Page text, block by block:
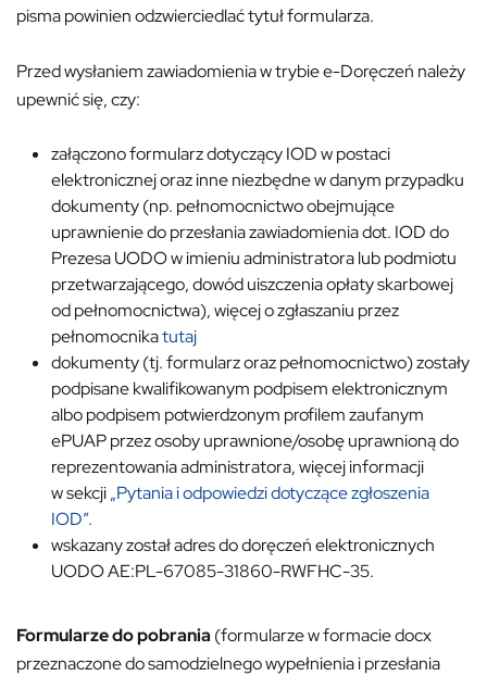
pisma powinien odzwierciedlać tytuł formularza.
Przed wysłaniem zawiadomienia w trybie e-Doręczeń należy
upewnić się, czy:
załączono formularz dotyczący IOD w postaci
elektronicznej oraz inne niezbędne w danym przypadku
dokumenty (np. pełnomocnictwo obejmujące
uprawnienie do przesłania zawiadomienia dot. IOD do
Prezesa UODO w imieniu administratora lub podmiotu
przetwarzającego, dowód uiszczenia opłaty skarbowej
od pełnomocnictwa), więcej o zgłaszaniu przez
pełnomocnikatutaj
dokumenty (tj. formularz oraz pełnomocnictwo) zostały
podpisane kwalifikowanym podpisem elektronicznym
albo podpisem potwierdzonym profilem zaufanym
ePUAP przez osoby uprawnione/osobę uprawnioną do
reprezentowania administratora, więcej informacji
w sekcji„Pytania i odpowiedzi dotyczące zgłoszenia
IOD”.
wskazany został adres do doręczeń elektronicznych
UODO AE:PL-67085-31860-RWFHC-35.
Formularze do pobrania (formularze w formacie docx
przeznaczone do samodzielnego wypełnienia i przesłania